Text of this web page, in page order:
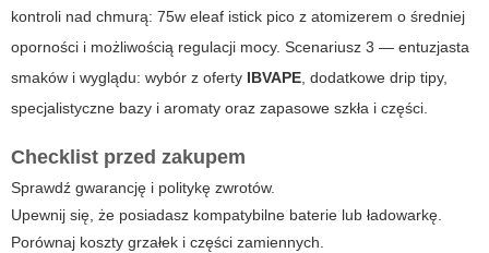
kontroli nad chmurą: 75w eleaf istick pico z atomizerem o średniej
oporności i możliwością regulacji mocy. Scenariusz 3 — entuzjasta
smaków i wyglądu: wybór z oferty IBVAPE, dodatkowe drip tipy,
specjalistyczne bazy i aromaty oraz zapasowe szkła i części.
Checklist przed zakupem
Sprawdź gwarancję i politykę zwrotów.
Upewnij się, że posiadasz kompatybilne baterie lub ładowarkę.
Porównaj koszty grzałek i części zamiennych.